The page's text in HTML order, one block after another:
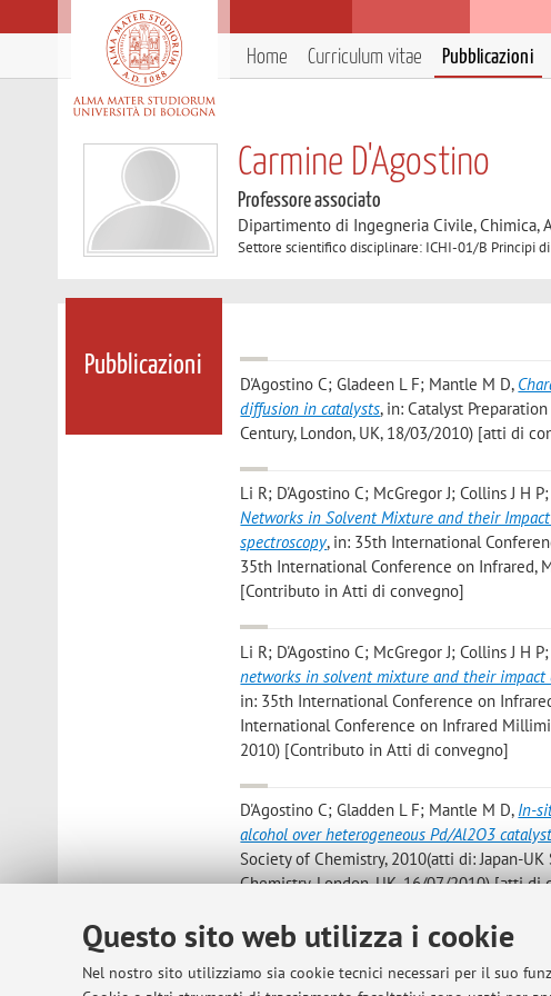
Questo sito web utilizza i cookie
Nel nostro sito utilizziamo sia cookie tecnici necessari per il suo
Home Curriculum vitae Pubblicazioni
Carmine D'Agostino
Professore associato
Dipartimento di Ingegneria Civile, Chimica,
Settore scientifico disciplinare: ICHI-01/B Principi
Pubblicazioni
D'Agostino C; Gladeen L F; Mantle M D,
diffusion in catalysts, in: Catalyst
Century, London, UK, 18/03/2010) [atti di
Li R; D'Agostino C; McGregor J; Collins J H
Networks in Solvent Mixture and their
spectroscopy, in: 35th International
35th International Conference on Infrared,
[Contributo in Atti di convegno]
Li R; D'Agostino C; McGregor J; Collins J H
networks in solvent mixture and their impact
in: 35th International Conference on
International Conference on Infrared
2010) [Contributo in Atti di convegno]
D'Agostino C; Gladden L F; Mantle M D, In-
alcohol over heterogeneous Pd/Al2O3
Society of Chemistry, 2010(atti di: Japan-
Chemistry, London, UK, 16/07/2010) [atti di
Bowron D T; D'Agostino C; Gladden L F;
via molecular dynamics and neutron